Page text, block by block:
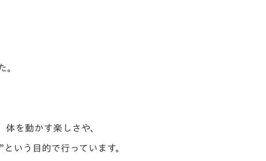
。
体を動かす楽しさや、
という目的で行っています。